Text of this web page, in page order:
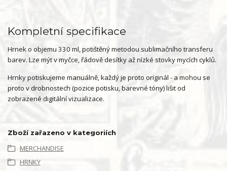
Kompletní specifikace
Hrnek o objemu 330 ml, potištěný metodou sublimačního transferu
barev. Lze mýt v myčce, řádově desítky až nízké stovky mycích cyklů.
Hrnky potiskujeme manuálně, každý je proto originál - a mohou se
proto v drobnostech (pozice potisku, barevné tóny) lišit od
zobrazené digitální vizualizace.
Zboží zařazeno v kategoriích
MERCHANDISE
HRNKY